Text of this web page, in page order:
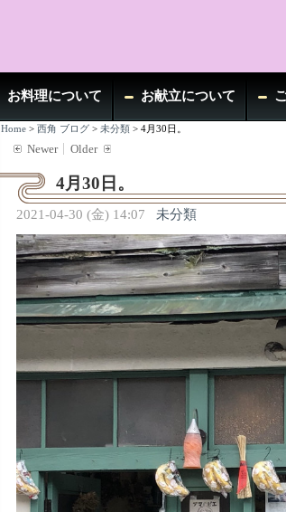
お料理について お献立について
Home> 西角 ブログ> 未分類> 4月30日。
Newer Older
4月30日。
2021-04-30 (金) 14:07 未分類